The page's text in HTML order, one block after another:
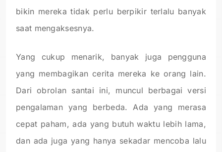
bikin mereka tidak perlu berpikir terlalu banyak
saat mengaksesnya.
Yang cukup menarik, banyak juga pengguna
yang membagikan cerita mereka ke orang lain.
Dari obrolan santai ini, muncul berbagai versi
pengalaman yang berbeda. Ada yang merasa
cepat paham, ada yang butuh waktu lebih lama,
dan ada juga yang hanya sekadar mencoba lalu